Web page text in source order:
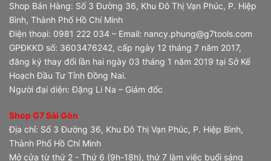
Shop Bán Hàng: Số 3 Đường 36, Khu Đô Thị Vạn Phúc, P. Hiệp
Bình, Thành Phố Hồ Chí Minh
Điện thoại: 0981 222 034 – Email: nancy.phung@g7tools.com
GPĐKKD số: 3603476242, cấp ngày 12 tháng 7 năm 2017,
đăng ký thay đổi lần hai ngày 03 tháng 1 năm 2019 tại Sở Kế
Hoạch Đầu Tư Tỉnh Đồng Nai.
Người đại diện: Đặng Li Na – Giám đốc
Shop G7 Sài Gòn
Địa chỉ: Số 3 Đường 36, Khu Đô Thị Vạn Phúc, P. Hiệp Bình,
Thành Phố Hồ Chí Minh
Mở cửa từ thứ 2 - Thứ 6 (9h-18h), thứ 7 làm việc buổi sáng